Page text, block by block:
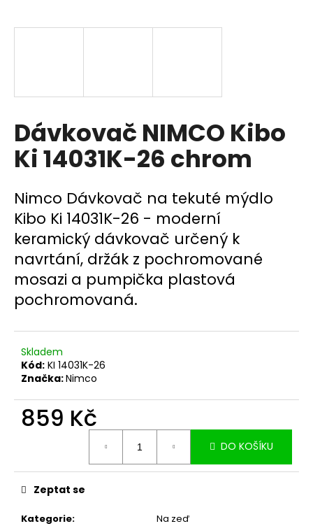
Dávkovač NIMCO Kibo
Ki 14031K-26 chrom
Nimco Dávkovač na tekuté mýdlo
Kibo Ki 14031K-26 - moderní
keramický dávkovač určený k
navrtání, držák z pochromované
mosazi a pumpička plastová
pochromovaná.
Skladem
Kód: KI 14031K-26
Značka:Nimco
859 Kč
DO KOŠÍKU
Kategorie:
Na zeď
Zeptat se
j
?
HLEDAT
D
o
p
o
r
u
č
u
e
m